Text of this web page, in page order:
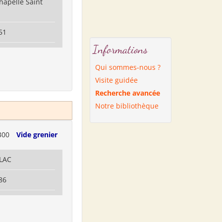
Vide grenier
Informations
Qui sommes-nous ?
Visite guidée
Recherche avancée
Notre bibliothèque